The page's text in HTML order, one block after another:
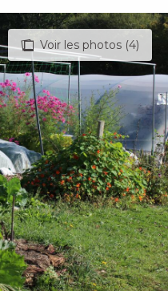
Voir les photos (4)